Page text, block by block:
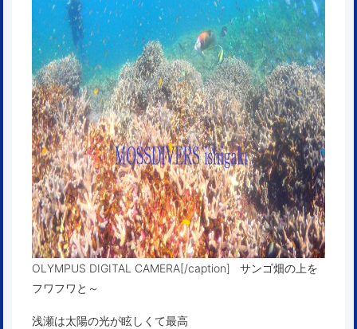
OLYMPUS DIGITAL CAMERA[/caption] サンゴ畑の上を
フワフワと～
浅瀬は太陽の光が眩しくて最高